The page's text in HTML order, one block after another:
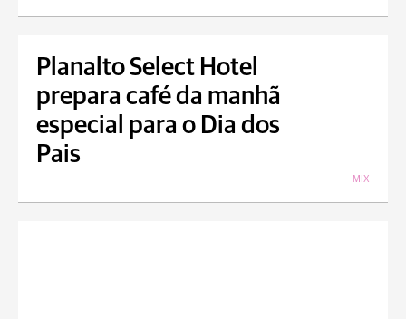
Planalto Select Hotel
prepara café da manhã
especial para o Dia dos
Pais
MIX